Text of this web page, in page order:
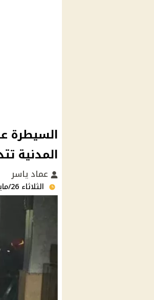
السيطرة
المدنية
عماد ياسر
الثلاثاء 26/مايو/2026 - 08:07 م